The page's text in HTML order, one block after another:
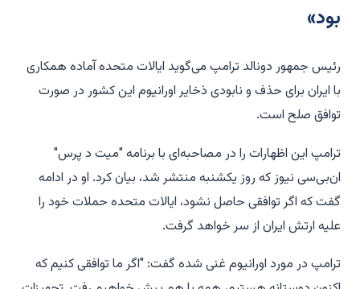
بود»
رئیس جمهور دونالد ترامپ می‌گوید ایالات متحده آماده همکاری
با ایران برای حذف و نابودی ذخایر اورانیوم این کشور در صورت
توافق صلح است.
ترامپ این اظهارات را در مصاحبه‌ای با برنامه "میت د پرس"
ان‌بی‌سی نیوز که روز یکشنبه منتشر شد، بیان کرد. او در ادامه
گفت که اگر توافقی حاصل نشود، ایالات متحده حملات خود را
علیه ارتش ایران از سر خواهد گرفت.
ترامپ در مورد اورانیوم غنی شده گفت: "اگر ما توافقی کنیم که